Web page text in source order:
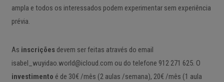
ampla e todos os interessados podem experimentar sem experiência
prévia.
As inscrições devem ser feitas através do email
isabel_wuyidao.world@icloud.com ou do telefone 912 271 625. O
investimento é de 30€ /mês (2 aulas /semana), 20€ /mês (1 aula